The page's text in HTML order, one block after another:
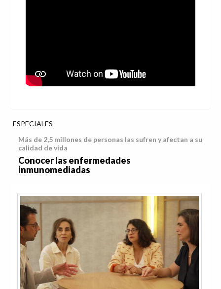
ESPECIALES
Más de 2,5 millones de personas las sufren y afectan a su
calidad de vida
Conocer las enfermedades
inmunomediadas